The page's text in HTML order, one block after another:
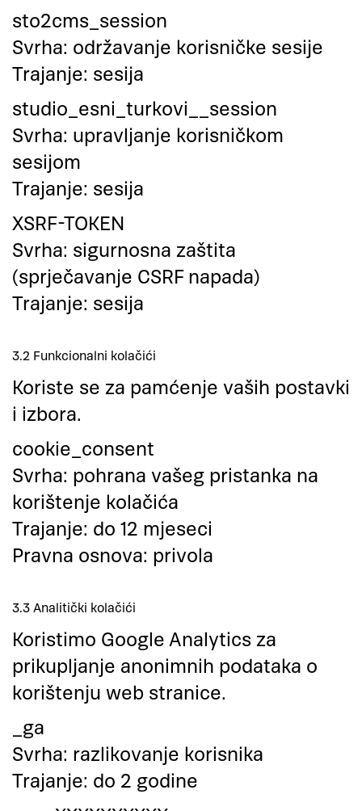
sto2cms_session
​Svrha: održavanje korisničke sesije
​Trajanje: sesija
studio_esni_turkovi__session
​Svrha: upravljanje korisničkom
sesijom
​Trajanje: sesija
XSRF-TOKEN
​Svrha: sigurnosna zaštita
(sprječavanje CSRF napada)
​Trajanje: sesija
3.2 Funkcionalni kolačići
Koriste se za pamćenje vaših postavki
i izbora.
cookie_consent
​Svrha: pohrana vašeg pristanka na
korištenje kolačića
​Trajanje: do 12 mjeseci
​Pravna osnova: privola
3.3 Analitički kolačići
Koristimo Google Analytics za
prikupljanje anonimnih podataka o
korištenju web stranice.
_ga
​Svrha: razlikovanje korisnika
​Trajanje: do 2 godine